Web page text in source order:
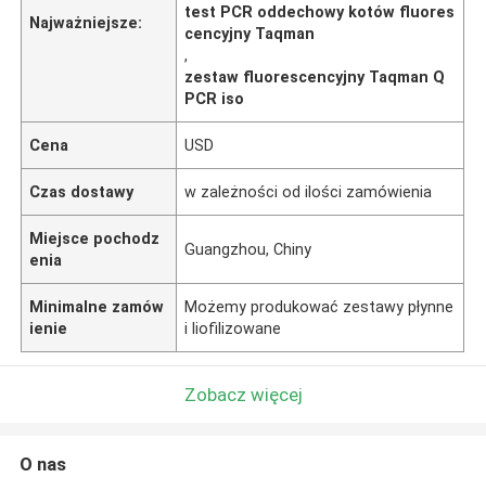
Najważniejsze:
test PCR oddechowy kotów fluores
cencyjny Taqman
,
zestaw fluorescencyjny Taqman Q
PCR iso
Cena USD
Czas dostawy w zależności od ilości zamówienia
Miejsce pochodz
enia
Guangzhou, Chiny
Minimalne zamów
ienie
Możemy produkować zestawy płynne
i liofilizowane
Zobacz więcej
O nas